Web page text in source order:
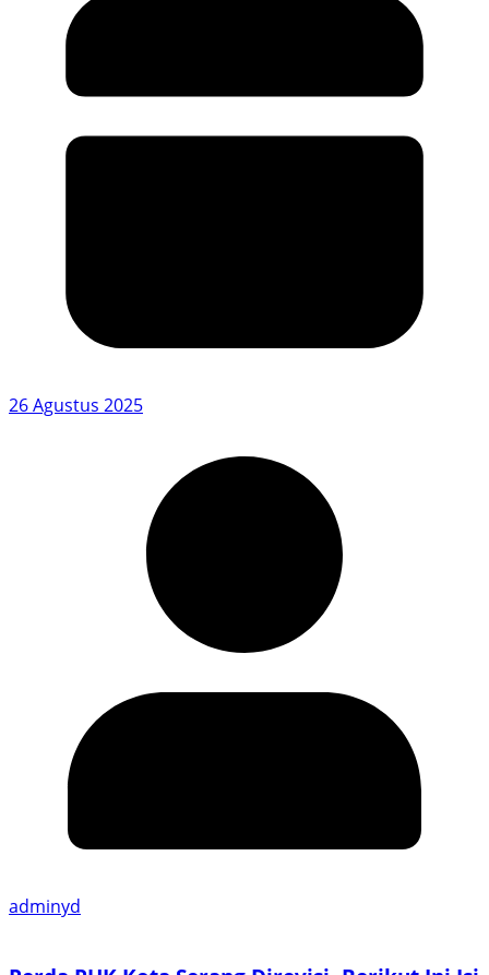
26 Agustus 2025
adminyd